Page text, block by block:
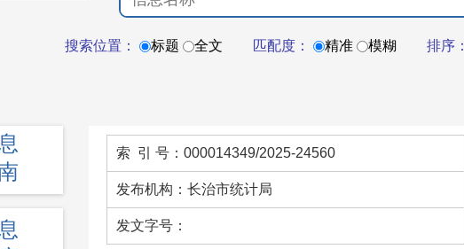
搜索位置： 标题 全文 匹配度： 精准 模糊 排序：
索 引 号：000014349/2025-24560
发布机构：长治市统计局
发文字号：